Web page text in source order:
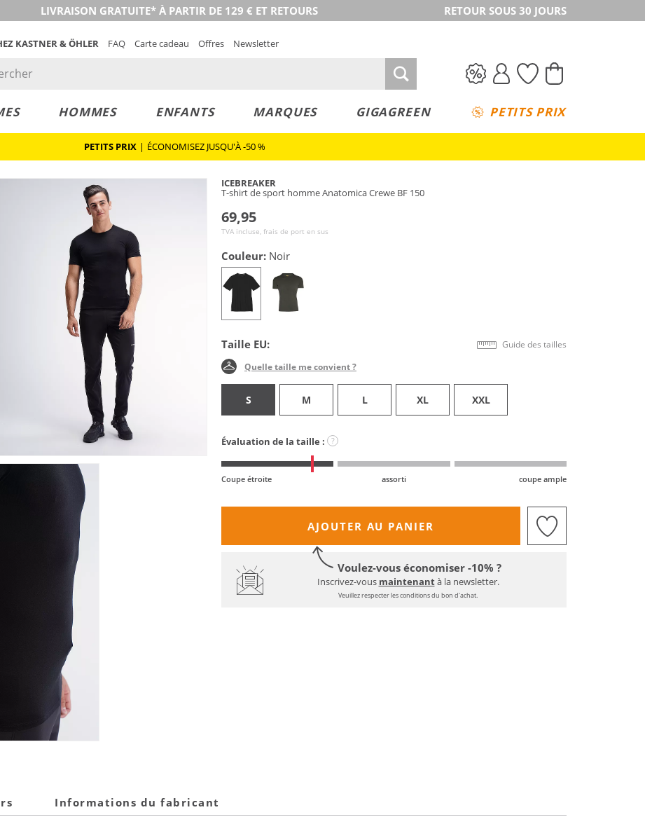
LIVRAISON GRATUITE* À PARTIR DE 129 € ET RETOURS RETOUR SOUS 30 JOURS
KASTNER & ÖHLER FAQ Carte cadeau Offres Newsletter
HOMMES ENFANTS MARQUES GIGAGREEN PETITS PRIX
PETITS PRIX | ÉCONOMISEZ JUSQU'À -50 %
ICEBREAKER
T-shirt de sport homme Anatomica Crewe BF 150
69,95
TVA incluse, frais de port en sus
Couleur: Noir
Taille EU: Guide des tailles
Quelle taille me convient ?
S M L XL XXL
Évaluation de la taille : ?
Coupe étroite assorti coupe ample
AJOUTER AU PANIER
Voulez-vous économiser -10% ?
Inscrivez-vous maintenantà la newsletter.
Veuillez respecter les conditions du bon d'achat.
Informations du fabricant